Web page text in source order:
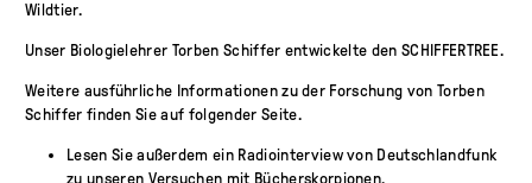
Wildtier.
Unser Biologielehrer Torben Schiffer entwickelte den SCHIFFERTREE.
Weitere ausführliche Informationen zu der Forschung von Torben
Schiffer finden Sie auf folgender Seite.
Lesen Sie außerdem ein Radiointerviewvon Deutschlandfunk
zu unseren Versuchen mit Bücherskorpionen.